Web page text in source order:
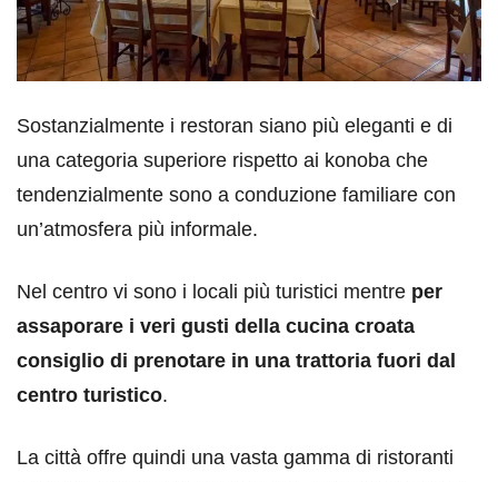
Sostanzialmente i restoran siano più eleganti e di
una categoria superiore rispetto ai konoba che
tendenzialmente sono a conduzione familiare con
un’atmosfera più informale.
Nel centro vi sono i locali più turistici mentre per
assaporare i veri gusti della cucina croata
consiglio di prenotare in una trattoria fuori dal
centro turistico.
La città offre quindi una vasta gamma di ristoranti